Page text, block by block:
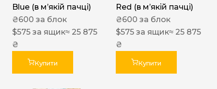
Blue (в мʼякій пачці)
₴600 за блок
$575 за ящик≈ 25 875
₴
Купити
Red (в мʼякій пачці)
₴600 за блок
$575 за ящик≈ 25 875
₴
Купити